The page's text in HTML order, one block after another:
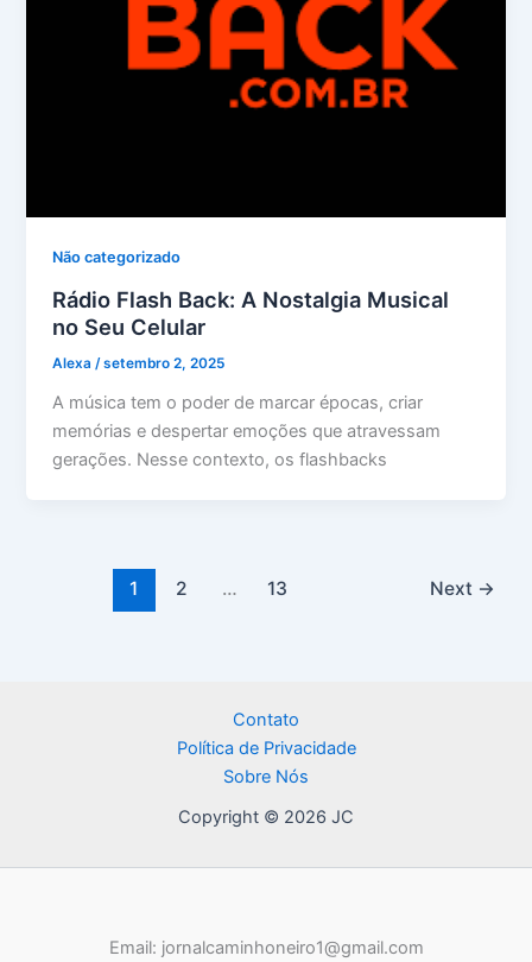
Não categorizado
Rádio Flash Back: A Nostalgia Musical
no Seu Celular
Alexa/setembro 2, 2025
A música tem o poder de marcar épocas, criar
memórias e despertar emoções que atravessam
gerações. Nesse contexto, os flashbacks
1 2 … 13 Next →
Contato
Política de Privacidade
Sobre Nós
Copyright © 2026 JC
Email: jornalcaminhoneiro1@gmail.com